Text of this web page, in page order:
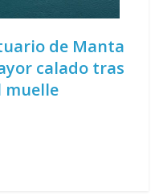
de Manta
calado tras
muelle